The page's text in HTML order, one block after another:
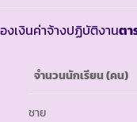
เงินค่าจ้างปฏิบัติงานตา
จำนวนนักเรียน (คน)
ชาย